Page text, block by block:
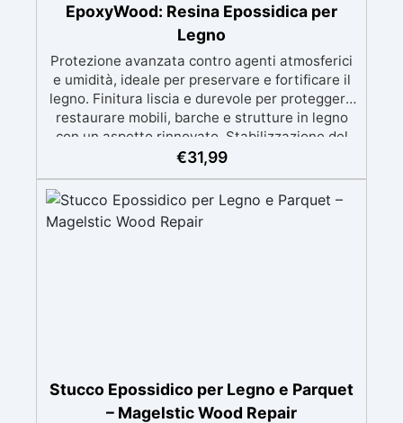
EpoxyWood: Resina Epossidica per
Legno
Protezione avanzata contro agenti atmosferici
e umidità, ideale per preservare e fortificare il
legno. Finitura liscia e durevole per proteggere
restaurare mobili, barche e strutture in legno
con un aspetto rinnovato. Stabilizzazione del
legno senza bolle d’aria, perfetta per riprisitini e
resistenza chimica e meccanica, facilmente
colorabile per progetti creativi e robusti. Adatta
a diverse superfici, incluse vetroresina e
€31,99
Stucco Epossidico per Legno e Parquet
– Magelstic Wood Repair